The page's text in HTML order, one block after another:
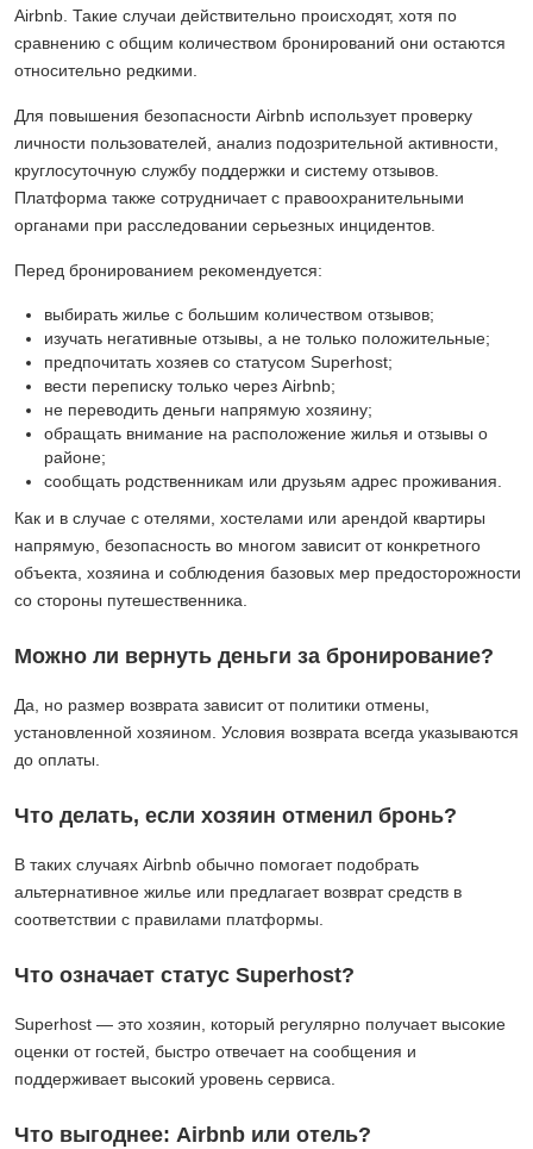
Airbnb. Такие случаи действительно происходят, хотя по
сравнению с общим количеством бронирований они остаются
относительно редкими.
Для повышения безопасности Airbnb использует проверку
личности пользователей, анализ подозрительной активности,
круглосуточную службу поддержки и систему отзывов.
Платформа также сотрудничает с правоохранительными
органами при расследовании серьезных инцидентов.
Перед бронированием рекомендуется:
выбирать жилье с большим количеством отзывов;
изучать негативные отзывы, а не только положительные;
предпочитать хозяев со статусом Superhost;
вести переписку только через Airbnb;
не переводить деньги напрямую хозяину;
обращать внимание на расположение жилья и отзывы о
районе;
сообщать родственникам или друзьям адрес проживания.
Как и в случае с отелями, хостелами или арендой квартиры
напрямую, безопасность во многом зависит от конкретного
объекта, хозяина и соблюдения базовых мер предосторожности
со стороны путешественника.
Можно ли вернуть деньги за бронирование?
Да, но размер возврата зависит от политики отмены,
установленной хозяином. Условия возврата всегда указываются
до оплаты.
Что делать, если хозяин отменил бронь?
В таких случаях Airbnb обычно помогает подобрать
альтернативное жилье или предлагает возврат средств в
соответствии с правилами платформы.
Что означает статус Superhost?
Superhost — это хозяин, который регулярно получает высокие
оценки от гостей, быстро отвечает на сообщения и
поддерживает высокий уровень сервиса.
Что выгоднее: Airbnb или отель?